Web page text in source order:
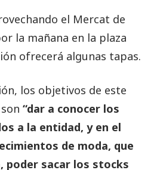
el Mercat de
la mañana en la plaza
ofrecerá algunas tapas.
los objetivos de este
“dar a conocer los
a la entidad, y en el
de moda, que
poder sacar los stocks